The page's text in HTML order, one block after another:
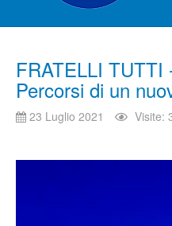
FRATELLI TUTTI
Percorsi di un
23 Luglio 2021 Visite: